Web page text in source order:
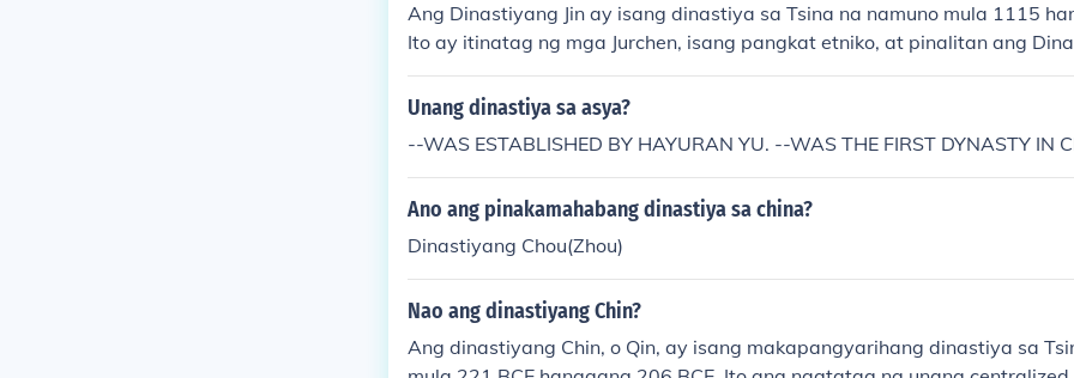
Ang Dinastiyang Jin ay isang dinastiya sa Tsina na namuno mula 1115
Ito ay itinatag ng mga Jurchen, isang pangkat etniko, at pinalitan ang
Ang Jin ay kilala sa kanilang pakikisalamuha sa Dinastiyang Song at sa
gsakop na nagdulot ng pagbabago sa pulitika at kultura sa rehiyon. Sa
an ni Genghis Khan.
Unang dinastiya sa asya?
--WAS ESTABLISHED BY HAYURAN YU. --WAS THE FIRST DYNASTY IN
Ano ang pinakamahabang dinastiya sa china?
Dinastiyang Chou(Zhou)
Nao ang dinastiyang Chin?
Ang dinastiyang Chin, o Qin, ay isang makapangyarihang dinastiya sa